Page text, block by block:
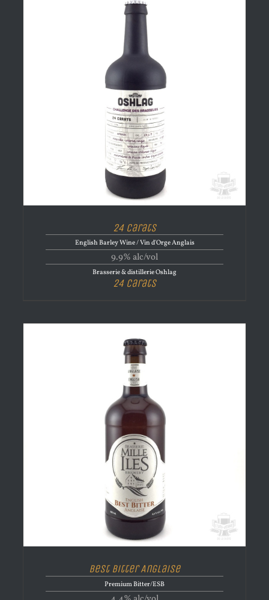
24 Carats
English Barley Wine / Vin d'Orge Anglais
9.9% alc/vol
Brasserie & distillerie Oshlag
24 Carats
Best Bitter Anglaise
Premium Bitter/ESB